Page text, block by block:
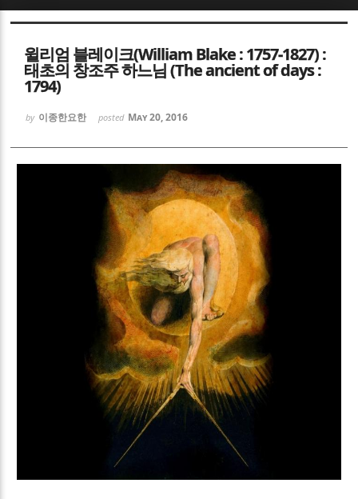
윌리엄 블레이크(William Blake : 1757-1827) :
태초의 창조주 하느님 (The ancient of days :
1794)
by 이종한요한 posted May 20, 2016
Sketchbook5, 스케치북5
Sketchbook5, 스케치북5
Sketchbook5, 스케치북5
Sketchbook5, 스케치북5